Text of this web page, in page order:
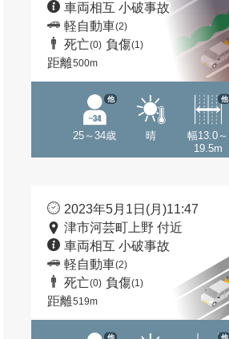
車両相互 小破事故
軽自動車(2)
死亡(0) 負傷(1)
距離500m
25～34歳
他
晴
幅13.0～
19.5m
他
2023年5月1日(月)11:47
津市河芸町上野 付近
車両相互 小破事故
軽自動車(2)
死亡(0) 負傷(1)
距離519m
他 他